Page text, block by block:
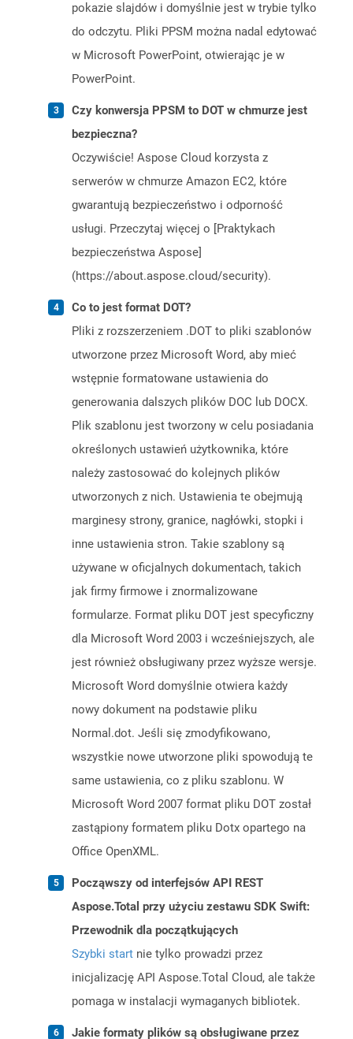
pokazie slajdów i domyślnie jest w trybie tylko
do odczytu. Pliki PPSM można nadal edytować
w Microsoft PowerPoint, otwierając je w
PowerPoint.
Czy konwersja PPSM to DOT w chmurze jest
bezpieczna?
Oczywiście! Aspose Cloud korzysta z
serwerów w chmurze Amazon EC2, które
gwarantują bezpieczeństwo i odporność
usługi. Przeczytaj więcej o [Praktykach
bezpieczeństwa Aspose]
(https://about.aspose.cloud/security).
Co to jest format DOT?
Pliki z rozszerzeniem .DOT to pliki szablonów
utworzone przez Microsoft Word, aby mieć
wstępnie formatowane ustawienia do
generowania dalszych plików DOC lub DOCX.
Plik szablonu jest tworzony w celu posiadania
określonych ustawień użytkownika, które
należy zastosować do kolejnych plików
utworzonych z nich. Ustawienia te obejmują
marginesy strony, granice, nagłówki, stopki i
inne ustawienia stron. Takie szablony są
używane w oficjalnych dokumentach, takich
jak firmy firmowe i znormalizowane
formularze. Format pliku DOT jest specyficzny
dla Microsoft Word 2003 i wcześniejszych, ale
jest również obsługiwany przez wyższe wersje.
Microsoft Word domyślnie otwiera każdy
nowy dokument na podstawie pliku
Normal.dot. Jeśli się zmodyfikowano,
wszystkie nowe utworzone pliki spowodują te
same ustawienia, co z pliku szablonu. W
Microsoft Word 2007 format pliku DOT został
zastąpiony formatem pliku Dotx opartego na
Office OpenXML.
Począwszy od interfejsów API REST
Aspose.Total przy użyciu zestawu SDK Swift:
Przewodnik dla początkujących
Szybki start nie tylko prowadzi przez
inicjalizację API Aspose.Total Cloud, ale także
pomaga w instalacji wymaganych bibliotek.
Jakie formaty plików są obsługiwane przez